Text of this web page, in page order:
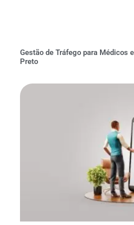
Gestão de Tráfego para Médicos
Preto